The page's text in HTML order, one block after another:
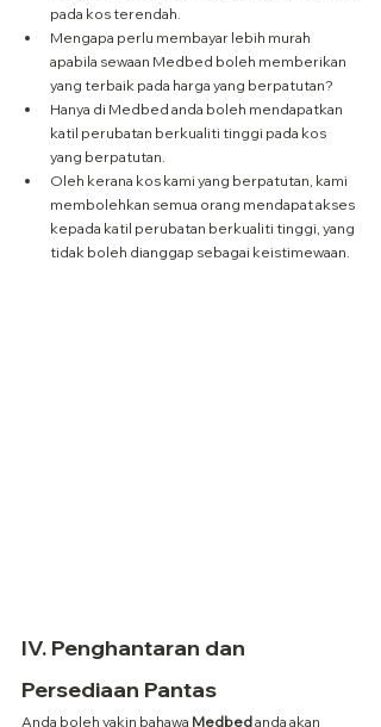
pada kos terendah.
Mengapa perlu membayar lebih murah
apabila sewaan Medbed boleh memberikan
yang terbaik pada harga yang berpatutan?
Hanya di Medbed anda boleh mendapatkan
katil perubatan berkualiti tinggi pada kos
yang berpatutan.
Oleh kerana kos kami yang berpatutan, kami
membolehkan semua orang mendapat akses
kepada katil perubatan berkualiti tinggi, yang
tidak boleh dianggap sebagai keistimewaan.
IV. Penghantaran dan
Persediaan Pantas
Anda boleh yakin bahawa Medbed anda akan